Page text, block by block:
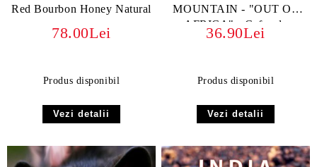
Red Bourbon Honey Natural
78.00Lei
Produs disponibil
Vezi detalii
MOUNTAIN - "OUT OF
AFRICA" - Cafea de
Specialitate cu Arome
36.90Lei
Produs disponibil
Vezi detalii